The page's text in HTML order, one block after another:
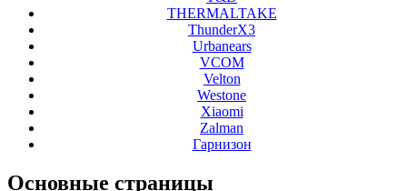
THERMALTAKE
ThunderX3
Urbanears
VCOM
Velton
Westone
Xiaomi
Zalman
Гарнизон
Основные страницы